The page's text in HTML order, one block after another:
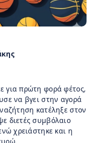
για πρώτη φορά φέτος,
να βγει στην αγορά
κατέληξε στον
διετές συμβόλαιο
χρειάστηκε και η